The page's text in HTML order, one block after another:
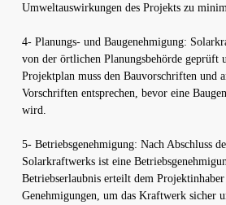
Umweltauswirkungen des Projekts zu
4- Planungs- und Baugenehmigung:
von der örtlichen Planungsbehörde geprüft
Projektplan muss den Bauvorschriften und
Vorschriften entsprechen, bevor eine
wird.
5- Betriebsgenehmigung: Nach Abschluss
Solarkraftwerks ist eine
Betriebserlaubnis erteilt dem
Genehmigungen, um das Kraftwerk sicher